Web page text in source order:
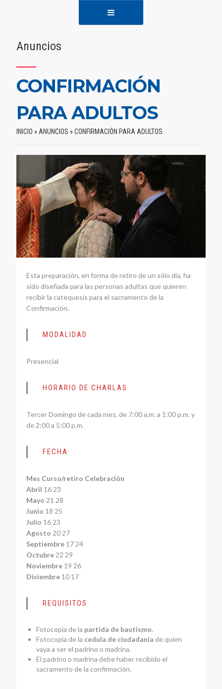
Anuncios
CONFIRMACIÓN
PARA ADULTOS
INICIO » ANUNCIOS »CONFIRMACIÓN PARA ADULTOS
Esta preparación, en forma de retiro de un sólo día, ha
sido diseñada para las personas adultas que quieren
recibir la catequesis para el sacramento de la
Confirmación.
MODALIDAD
Presencial
HORARIO DE CHARLAS
Tercer Domingo de cada mes, de 7:00 a.m. a 1:00 p.m. y
de 2:00 a 5:00 p.m.
FECHA
Mes Curso/retiro Celebración
Abril 16 23
Mayo 21 28
Junio 18 25
Julio 16 23
Agosto 20 27
Septiembre17 24
Octubre22 29
Noviembre19 26
Diciembre10 17
REQUISITOS
Fotocopia de la partida de bautismo.
Fotocopia de la cedula de ciudadanía de quien
vaya a ser el padrino o madrina.
El padrino o madrina debe haber recibido el
sacramento de la confirmación.